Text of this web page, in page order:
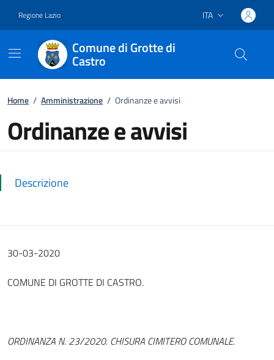
Regione Lazio Lingua attiva:
ITA
Comune di Grotte di
Castro
Home / Amministrazione / Ordinanze e avvisi
Ordinanze e avvisi
Descrizione
30-03-2020
COMUNE DI GROTTE DI CASTRO.
ORDINANZA N. 23/2020. CHISURA CIMITERO COMUNALE.